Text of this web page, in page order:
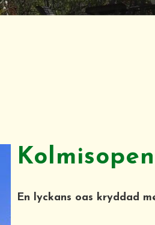
En lyckans oas kryddad